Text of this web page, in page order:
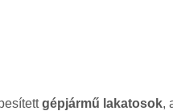
gépjármű lakatosok,